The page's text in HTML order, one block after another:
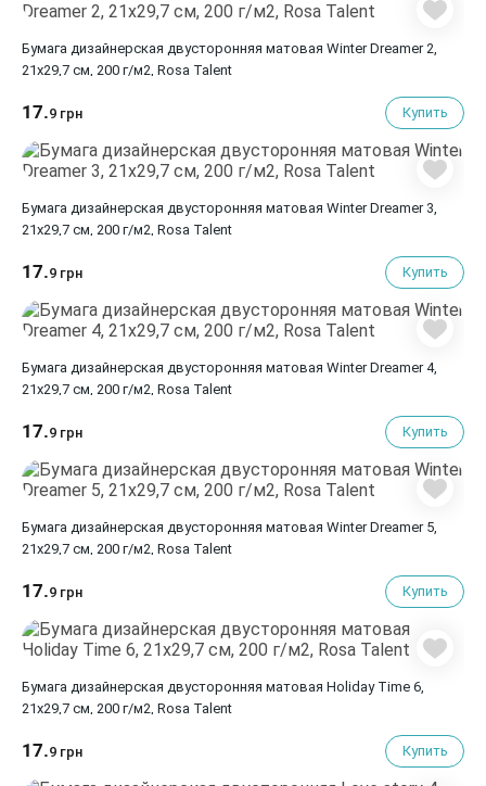
Бумага дизайнерская двусторонняя матовая Winter Dreamer 2,
21х29,7 см, 200 г/м2, Rosa Talent
17.9 грн Купить
Бумага дизайнерская двусторонняя матовая Winter Dreamer 3,
21х29,7 см, 200 г/м2, Rosa Talent
17.9 грн Купить
Бумага дизайнерская двусторонняя матовая Winter Dreamer 4,
21х29,7 см, 200 г/м2, Rosa Talent
17.9 грн Купить
Бумага дизайнерская двусторонняя матовая Winter Dreamer 5,
21х29,7 см, 200 г/м2, Rosa Talent
17.9 грн Купить
Бумага дизайнерская двусторонняя матовая Holiday Time 6,
21х29,7 см, 200 г/м2, Rosa Talent
17.9 грн Купить